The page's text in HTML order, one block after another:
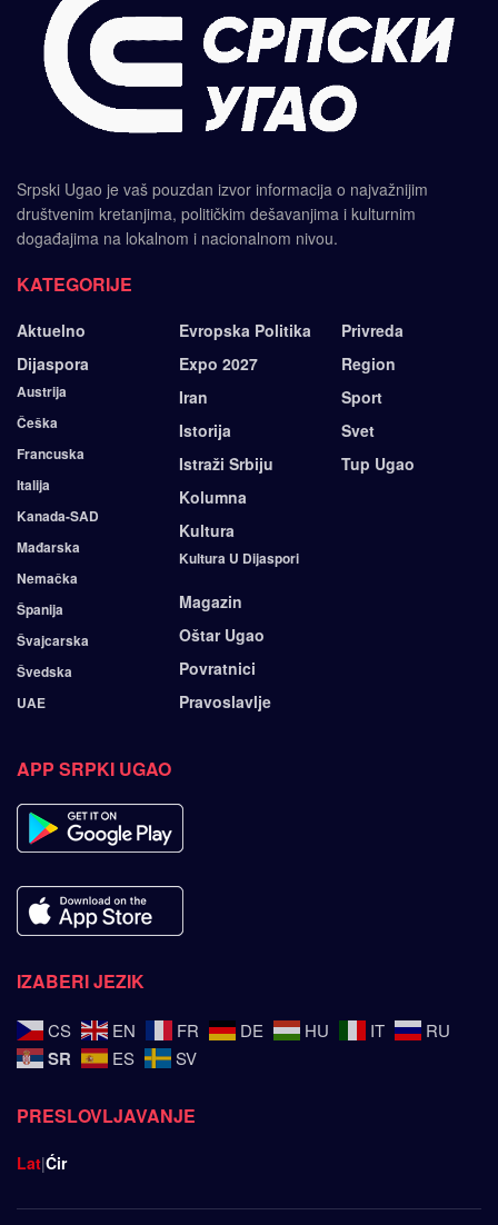
Srpski Ugao je vaš pouzdan izvor informacija o najvažnijim
društvenim kretanjima, političkim dešavanjima i kulturnim
događajima na lokalnom i nacionalnom nivou.
KATEGORIJE
Aktuelno
Dijaspora
Austrija
Češka
Francuska
Italija
Kanada-SAD
Mađarska
Nemačka
Španija
Švajcarska
Švedska
UAE
Evropska Politika
Expo 2027
Iran
Istorija
Istraži Srbiju
Kolumna
Kultura
Kultura U Dijaspori
Magazin
Oštar Ugao
Povratnici
Pravoslavlje
Privreda
Region
Sport
Svet
Tup Ugao
APP SRPKI UGAO
IZABERI JEZIK
CS EN FR DE HU IT RU
SR ES SV
PRESLOVLJAVANJE
Lat|Ćir